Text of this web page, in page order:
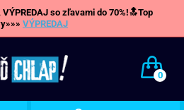
VÝPREDAJ so zľavami do 70%!🔝Top
VÝPREDAJ
0